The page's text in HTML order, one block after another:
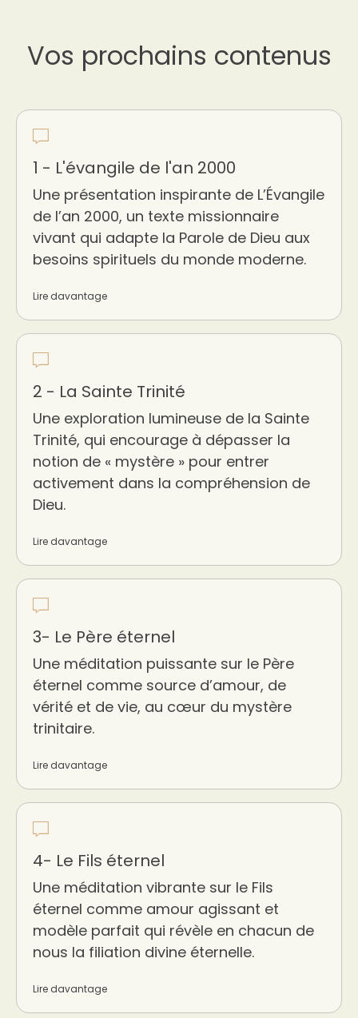
Vos prochains contenus
1 - L'évangile de l'an 2000
Une présentation inspirante de L’Évangile
de l’an 2000, un texte missionnaire
vivant qui adapte la Parole de Dieu aux
besoins spirituels du monde moderne.
Lire davantage
2 - La Sainte Trinité
Une exploration lumineuse de la Sainte
Trinité, qui encourage à dépasser la
notion de « mystère » pour entrer
activement dans la compréhension de
Dieu.
Lire davantage
3- Le Père éternel
Une méditation puissante sur le Père
éternel comme source d’amour, de
vérité et de vie, au cœur du mystère
trinitaire.
Lire davantage
4- Le Fils éternel
Une méditation vibrante sur le Fils
éternel comme amour agissant et
modèle parfait qui révèle en chacun de
nous la filiation divine éternelle.
Lire davantage